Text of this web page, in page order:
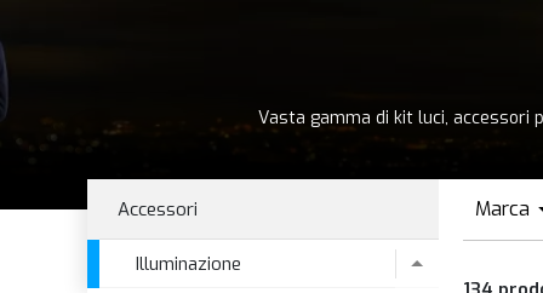
Vasta gamma di kit luci, accessori
Accessori
Illuminazione
Marca